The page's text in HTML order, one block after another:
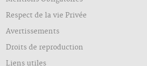
Respect de la vie Privée
Avertissements
Droits de reproduction
Liens utiles